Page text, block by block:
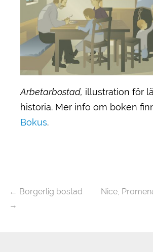
Arbetarbostad, illustration för
historia. Mer info om boken
Bokus.
← Borgerlig bostad
Nice,
→